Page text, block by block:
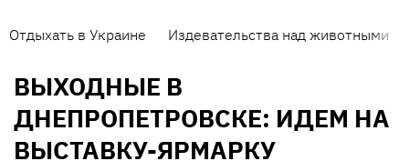
Отдыхать в Украине Издевательства над животными
ВЫХОДНЫЕ В
ДНЕПРОПЕТРОВСКЕ: ИДЕМ НА
ВЫСТАВКУ-ЯРМАРКУ